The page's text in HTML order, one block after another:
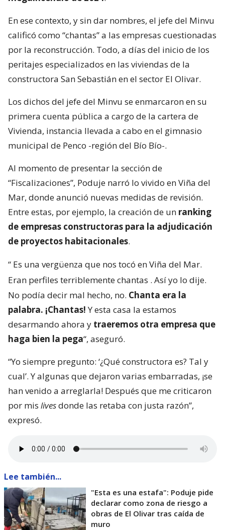
En ese contexto, y sin dar nombres, el jefe del Minvu
calificó como “chantas” a las empresas cuestionadas
por la reconstrucción. Todo, a días del inicio de los
peritajes especializados en las viviendas de la
constructora San Sebastián en el sector El Olivar.
Los dichos del jefe del Minvu se enmarcaron en su
primera cuenta pública a cargo de la cartera de
Vivienda, instancia llevada a cabo en el gimnasio
municipal de Penco -región del Bío Bío-.
Al momento de presentar la sección de
“Fiscalizaciones”, Poduje narró lo vivido en Viña del
Mar, donde anunció nuevas medidas de revisión.
Entre estas, por ejemplo, la creación de un ranking
de empresas constructoras para la adjudicación
de proyectos habitacionales.
“ Es una vergüenza que nos tocó en Viña del Mar.
Eran perfiles terriblemente chantas . Así yo lo dije.
No podía decir mal hecho, no. Chanta era la
palabra. ¡Chantas!Y esta casa la estamos
desarmando ahora y traeremos otra empresa que
haga bien la pega“, aseguró.
“Yo siempre pregunto: ‘¿Qué constructora es? Tal y
cual’. Y algunas que dejaron varias embarradas, ¡se
han venido a arreglarla! Después que me criticaron
por mis livesdonde las retaba con justa razón”,
expresó.
Lee también...
"Esta es una estafa": Poduje pide
declarar como zona de riesgo a
obras de El Olivar tras caída de
muro